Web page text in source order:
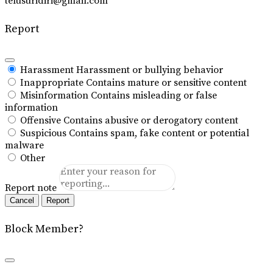
Report
Harassment Harassment or bullying behavior
Inappropriate Contains mature or sensitive content
Misinformation Contains misleading or false
information
Offensive Contains abusive or derogatory content
Suspicious Contains spam, fake content or potential
malware
Other
Report note
Report
Block Member?